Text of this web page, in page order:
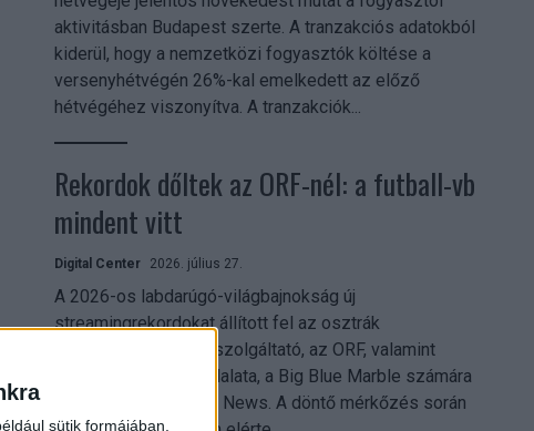
sütik formájában,
aktivitásban Budapest szerte. A tranzakciós adatokból
kiderül, hogy a nemzetközi fogyasztók költése a
versenyhétvégén 26%-kal emelkedett az előző
hétvégéhez viszonyítva. A tranzakciók...
Rekordok dőltek az ORF-nél: a futball-vb
mindent vitt
Digital Center 2026. július 27.
A 2026-os labdarúgó-világbajnokság új
streamingrekordokat állított fel az osztrák
közszolgálati műsorszolgáltató, az ORF, valamint
technológiai leányvállalata, a Big Blue Marble számára
– írja a Broadband TV News. A döntő mérkőzés során